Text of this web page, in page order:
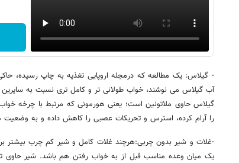
- گیلاس: یک مطالعه که درمجله اروپایی تغذیه به چاپ رسیده،
آب گیلاس می نوشند، خواب طولانی تر و کامل تری نسبت به سایرین
گیلاس حاوی ملاتونین است؛ یعنی هورمونی که مرتبط با چرخه
را آرام کرده، استرس و تحریکات عصبی را کاهش داده و به
-غلات و شیر بدون چربی:هرچند غلات کامل و شیر کم چرب بیشتر
یک میان وعده مناسب قبل از به خواب رفتن هم باشد. شیر حاوی